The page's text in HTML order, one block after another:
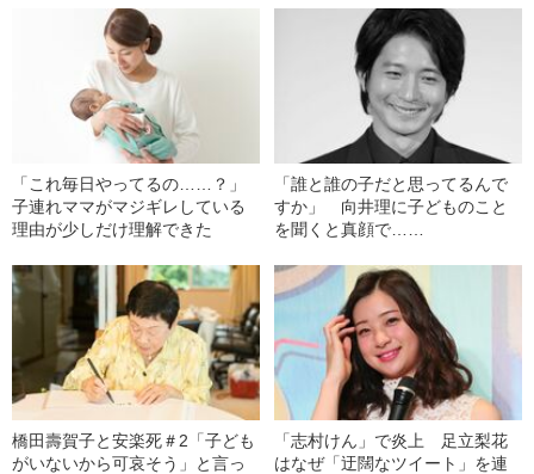
「これ毎日やってるの……？」
子連れママがマジギレしている
理由が少しだけ理解できた
「誰と誰の子だと思ってるんで
すか」 向井理に子どものこと
を聞くと真顔で……
橋田壽賀子と安楽死＃2「子ども
がいないから可哀そう」と言っ
「志村けん」で炎上 足立梨花
はなぜ「迂闊なツイート」を連